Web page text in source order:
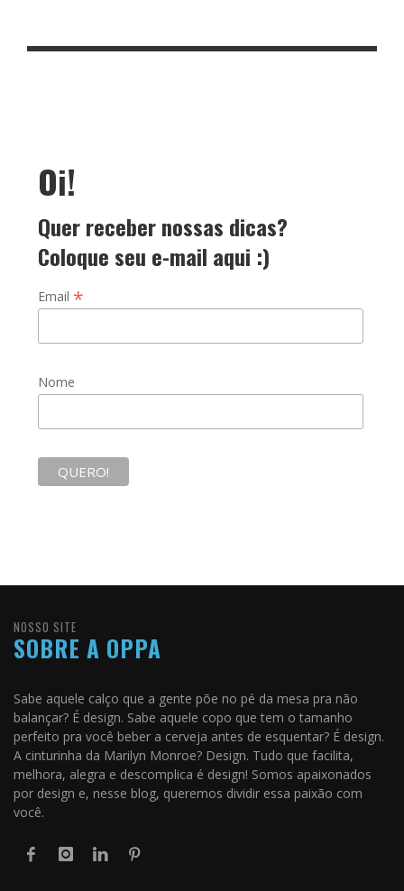
Oi!
Quer receber nossas dicas?
Coloque seu e-mail aqui :)
Email *
Nome
NOSSO SITE
SOBRE A OPPA
Sabe aquele calço que a gente põe no pé da mesa pra não
balançar? É design. Sabe aquele copo que tem o tamanho
perfeito pra você beber a cerveja antes de esquentar? É design.
A cinturinha da Marilyn Monroe? Design. Tudo que facilita,
melhora, alegra e descomplica é design! Somos apaixonados
por design e, nesse blog, queremos dividir essa paixão com
você.